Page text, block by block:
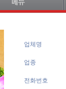
업체명
업종
전화번호